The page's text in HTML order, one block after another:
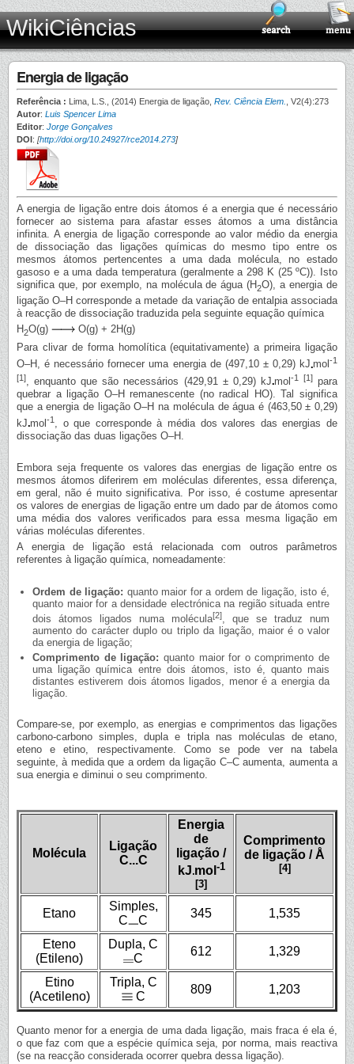
WikiCiências
Energia de ligação
Referência : Lima, L.S., (2014) Energia de ligação, Rev. Ciência Elem.
, V2(4):273
Autor: Luis Spencer Lima
Editor: Jorge Gonçalves
DOI: [http://doi.org/10.24927/rce2014.273]
A energia de ligação entre dois átomos é a energia que é necessário
fornecer ao sistema para afastar esses átomos a uma distância
infinita. A energia de ligação corresponde ao valor médio da energia
de dissociação das ligações químicas do mesmo tipo entre os
mesmos átomos pertencentes a uma dada molécula, no estado
gasoso e a uma dada temperatura (geralmente a 298 K (25 ºC)). Isto
significa que, por exemplo, na molécula de água (H2O), a energia de
ligação O–H corresponde a metade da variação de entalpia associada
à reacção de dissociação traduzida pela seguinte equação química
H2O(g)
O(g) + 2H(g)
Para clivar de forma homolítica (equitativamente) a primeira ligação
O–H, é necessário fornecer uma energia de (497,10 ± 0,29) kJ mol -1
[1]
, enquanto que são necessários (429,91 ± 0,29) kJ mol -1 [1]para
quebrar a ligação O–H remanescente (no radical HO). Tal significa
que a energia de ligação O–H na molécula de água é (463,50 ± 0,29)
kJ mol -1 , o que corresponde à média dos valores das energias de
dissociação das duas ligações O–H.
Embora seja frequente os valores das energias de ligação entre os
mesmos átomos diferirem em moléculas diferentes, essa diferença,
em geral, não é muito significativa. Por isso, é costume apresentar
os valores de energias de ligação entre um dado par de átomos como
uma média dos valores verificados para essa mesma ligação em
várias moléculas diferentes.
A energia de ligação está relacionada com outros parâmetros
referentes à ligação química, nomeadamente:
Ordem de ligação: quanto maior for a ordem de ligação, isto é,
quanto maior for a densidade electrónica na região situada entre
dois átomos ligados numa molécula[2]
, que se traduz num
aumento do carácter duplo ou triplo da ligação, maior é o valor
da energia de ligação;
Comprimento de ligação: quanto maior for o comprimento de
uma ligação química entre dois átomos, isto é, quanto mais
distantes estiverem dois átomos ligados, menor é a energia da
ligação.
Compare-se, por exemplo, as energias e comprimentos das ligações
carbono-carbono simples, dupla e tripla nas moléculas de etano,
eteno e etino, respectivamente. Como se pode ver na tabela
seguinte, à medida que a ordem da ligação C–C aumenta, aumenta a
sua energia e diminui o seu comprimento.
Molécula
Ligação
C...C
Energia
de
ligação /
kJ mol -1
[3]
Comprimento
de ligação / Å
[4]
Etano
Simples,
C
C
345 1,535
Eteno
(Etileno)
Dupla, C
C
612 1,329
Etino
(Acetileno)
Tripla, C
C
809 1,203
Quanto menor for a energia de uma dada ligação, mais fraca é ela é,
o que faz com que a espécie química seja, por norma, mais reactiva
(se na reacção considerada ocorrer quebra dessa ligação).